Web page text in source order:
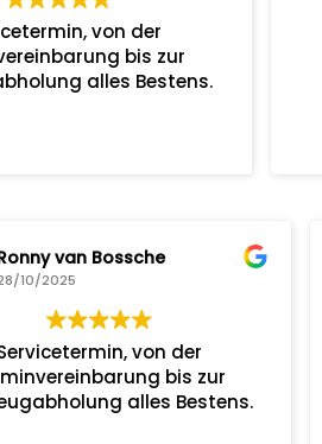
von der
bis zur
alles Bestens.
Bossche
von der
bis zur
alles Bestens.